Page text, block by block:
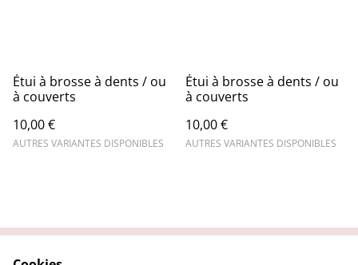
Étui à brosse à dents / ou
à couverts
10,00 €
AUTRES VARIANTES DISPONIBLES
Étui à brosse à dents / ou
à couverts
10,00 €
AUTRES VARIANTES DISPONIBLES